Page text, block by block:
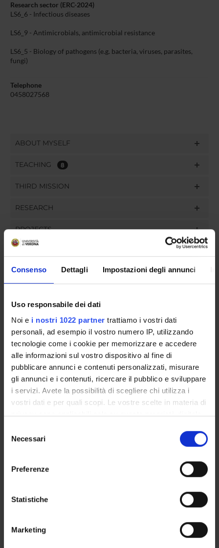
Consenso Dettagli Impostazioni degli annunci
Uso responsabile dei dati
Noi e i nostri 1022 partner trattiamo i vostri dati
personali, ad esempio il vostro numero IP, utilizzando
tecnologie come i cookie per memorizzare e accedere
alle informazioni sul vostro dispositivo al fine di
pubblicare annunci e contenuti personalizzati, misurare
gli annunci e i contenuti, ricercare il pubblico e sviluppare
i servizi. Avete la possibilità di scegliere chi utilizza i
vostri dati e per quali scopi. Le vostre scelte in materia di
privacy sono applicabili solo su questa proprietà digitale
modificare o revocare il proprio consenso in qualsiasi
momento dalla Dichiarazione sui cookie o facendo clic
raccogliere informazioni sulla tua posizione
geografica, con un'approssimazione di qualche
Identificare il tuo dispositivo, scansionandolo
delNecessari
Preferenze
Statistiche
Marketing
Research sector (ERC-2024)
LS6_6 - Infectious diseases
LS6_9 - Antimicrobials, antimicrobial resistance
LS6_5 - Biology of pathogens (e.g. bacteria, viruses, parasites,
fungi)
Telephone
0458027568
ABOUT MYSELF
TEACHING 8
THIRD MISSION
RESEARCH
PROJECTS
ASSIGNMENTS
ORGANISATION
GOVERNANCE
COMMITTEES
DEPARTMENT ADMINISTRATION OFFICES
DEPARTMENT FACILITIES
LABORATORIES AND RESEARCH CENTRES